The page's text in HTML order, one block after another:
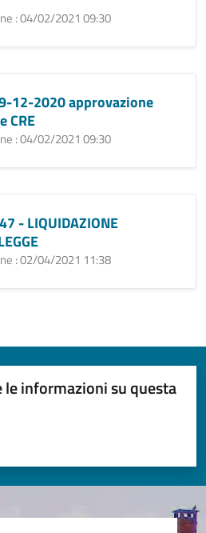
: 04/02/2021 09:30
12-2020 approvazione
CRE
: 04/02/2021 09:30
- LIQUIDAZIONE
: 02/04/2021 11:38
le informazioni su questa
su 5
su 5
5